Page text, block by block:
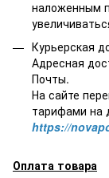
наложенным
Курьерская
Адресная
Почты.
На сайте
тарифами на
https://
Оплата товара